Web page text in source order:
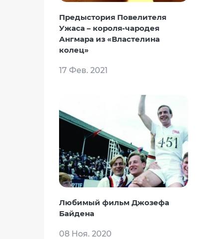
Предыстория Повелителя
Ужаса – короля-чародея
Ангмара из «Властелина
колец»
17 Фев. 2021
Любимый фильм Джозефа
Байдена
08 Ноя. 2020